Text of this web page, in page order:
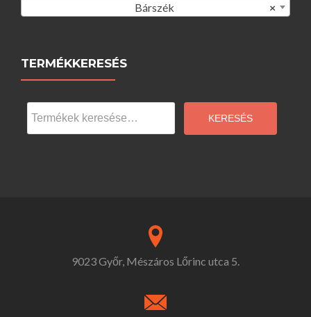
×
Bárszék
TERMÉKKERESÉS
Keresés
a
KERESÉS
9023 Győr, Mészáros Lőrinc utca 5.